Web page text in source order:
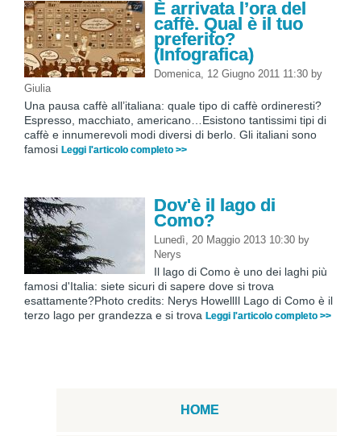
È arrivata l’ora del
caffè. Qual è il tuo
preferito?
(Infografica)
Domenica, 12 Giugno 2011 11:30 by
Giulia
Una pausa caffè all’italiana: quale tipo di caffè ordineresti?
Espresso, macchiato, americano…Esistono tantissimi tipi di
caffè e innumerevoli modi diversi di berlo. Gli italiani sono
famosi Leggi l'articolo completo >>
Dov'è il lago di
Como?
Lunedì, 20 Maggio 2013 10:30 by
Nerys
Il lago di Como è uno dei laghi più
famosi d'Italia: siete sicuri di sapere dove si trova
esattamente?Photo credits: Nerys HowellIl Lago di Como è il
terzo lago per grandezza e si trova Leggi l'articolo completo >>
HOME